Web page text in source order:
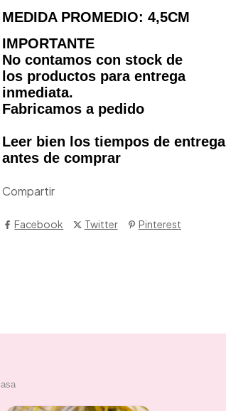
MEDIDA PROMEDIO: 4,5CM
IMPORTANTE
No contamos con stock de
los productos para entrega
inmediata.
Fabricamos a pedido
Leer bien los tiempos de entrega
antes de comprar
Compartir
Facebook Twitter Pinterest